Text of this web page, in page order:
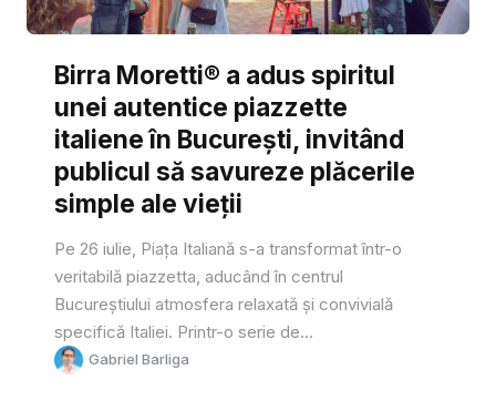
Birra Moretti® a adus spiritul
unei autentice piazzette
italiene în București, invitând
publicul să savureze plăcerile
simple ale vieții
Pe 26 iulie, Piața Italiană s-a transformat într-o
veritabilă piazzetta, aducând în centrul
Bucureștiului atmosfera relaxată și convivială
specifică Italiei. Printr-o serie de...
Gabriel Barliga